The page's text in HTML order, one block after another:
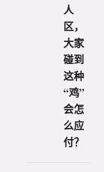
人
区，
大家
碰到
这种
“鸡”
会怎
么应
付？